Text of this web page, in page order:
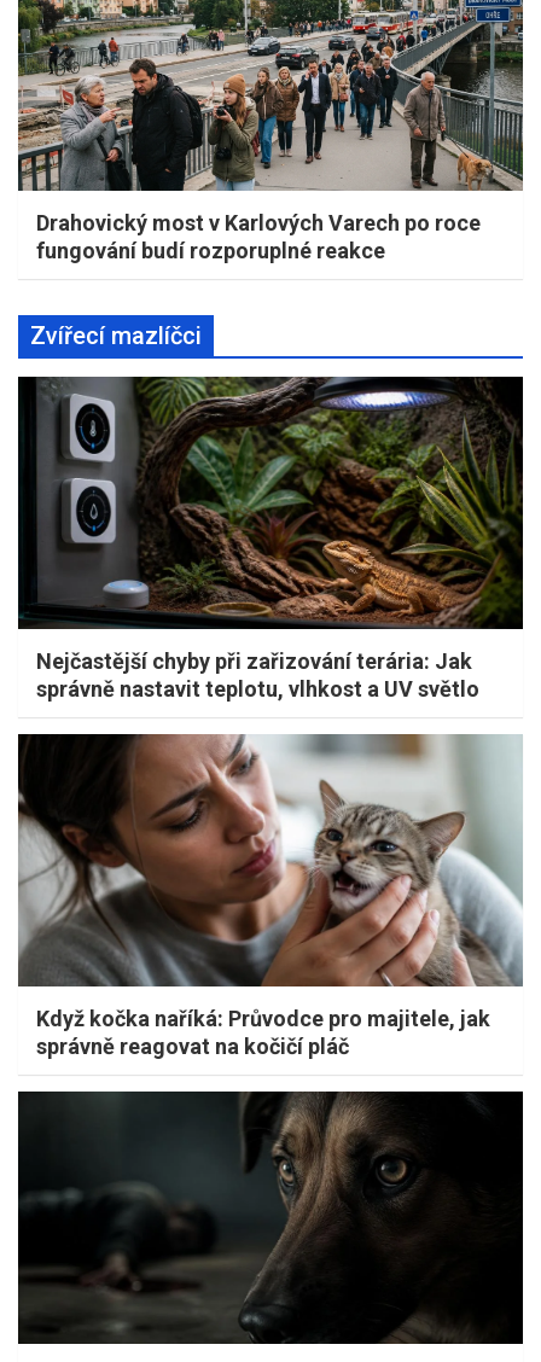
Drahovický most v Karlových Varech po roce
fungování budí rozporuplné reakce
Zvířecí mazlíčci
Nejčastější chyby při zařizování terária: Jak
správně nastavit teplotu, vlhkost a UV světlo
Když kočka naříká: Průvodce pro majitele, jak
správně reagovat na kočičí pláč